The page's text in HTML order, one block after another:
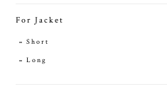
For Jacket
Short
Long